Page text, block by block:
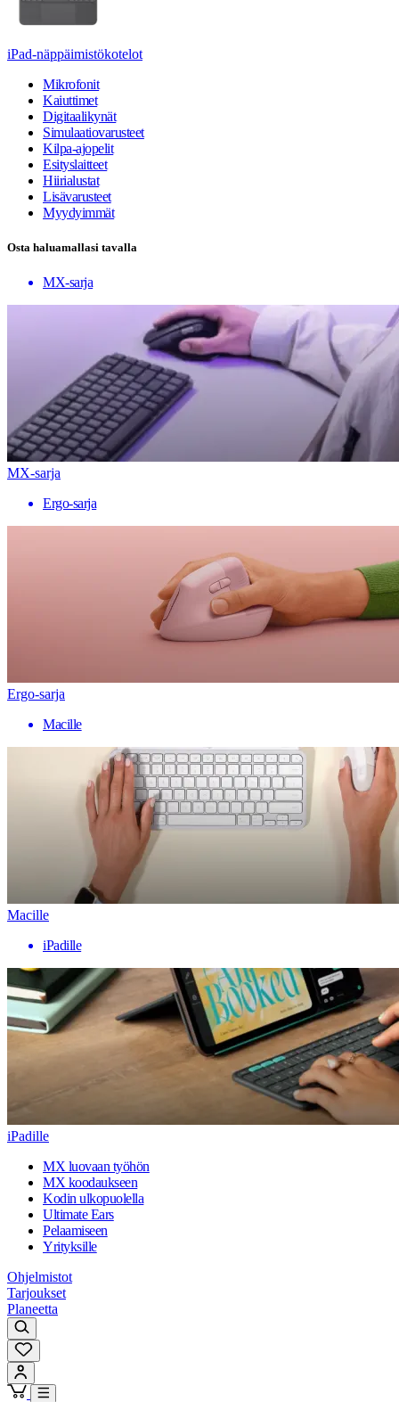
iPad-näppäimistökotelot
Mikrofonit
Kaiuttimet
Digitaalikynät
Simulaatiovarusteet
Kilpa-ajopelit
Esityslaitteet
Hiirialustat
Lisävarusteet
Myydyimmät
Osta haluamallasi tavalla
MX-sarja
MX-sarja
Ergo-sarja
Ergo-sarja
Macille
Macille
iPadille
iPadille
MX luovaan työhön
MX koodaukseen
Kodin ulkopuolella
Ultimate Ears
Pelaamiseen
Yrityksille
Ohjelmistot
Tarjoukset
Planeetta